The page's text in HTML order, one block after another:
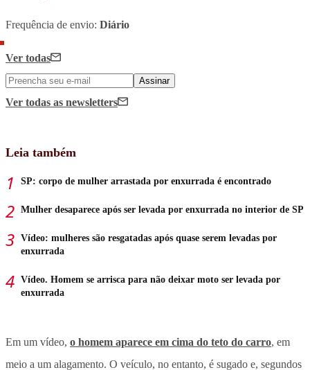
Frequência de envio: Diário
Ver todas
Assinar
Ver todas as newsletters
Leia também
SP: corpo de mulher arrastada por enxurrada é encontrado
Mulher desaparece após ser levada por enxurrada no interior de SP
Vídeo: mulheres são resgatadas após quase serem levadas por
enxurrada
Vídeo. Homem se arrisca para não deixar moto ser levada por
enxurrada
Em um vídeo, o homem aparece em cima do teto do carro, em
meio a um alagamento. O veículo, no entanto, é sugado e, segundos